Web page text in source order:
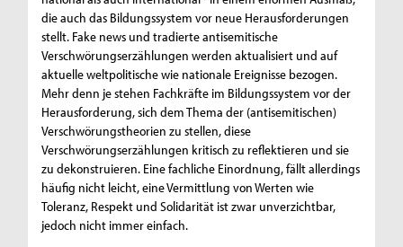
die auch das Bildungssystem vor neue Herausforderungen
stellt. Fake news und tradierte antisemitische
Verschwörungserzählungen werden aktualisiert und auf
aktuelle weltpolitische wie nationale Ereignisse bezogen.
Mehr denn je stehen Fachkräfte im Bildungssystem vor der
Herausforderung, sich dem Thema der (antisemitischen)
Verschwörungstheorien zu stellen, diese
Verschwörungserzählungen kritisch zu reflektieren und sie
zu dekonstruieren. Eine fachliche Einordnung, fällt allerdings
häufig nicht leicht, eine Vermittlung von Werten wie
Toleranz, Respekt und Solidarität ist zwar unverzichtbar,
jedoch nicht immer einfach.